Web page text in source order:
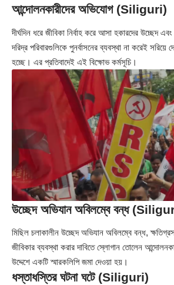
আন্দোলনকারীদের অভিযোগ (Siliguri)
দীর্ঘদিন ধরে জীবিকা নির্বাহ করে আসা হকারদের উচ্ছেদ
দরিদ্র পরিবারগুলিকে পুনর্বাসনের ব্যবস্থা না করেই সরিয়ে
হচ্ছে। এর প্রতিবাদেই এই বিক্ষোভ কর্মসূচি।
উচ্ছেদ অভিযান অবিলম্বে বন্ধ
মিছিল চলাকালীন উচ্ছেদ অভিযান অবিলম্বে বন্ধ,
জীবিকার ব্যবস্থা করার দাবিতে স্লোগান তোলেন
উদ্দেশে একটি স্মারকলিপি জমা দেওয়া হয়।
ধস্তাধস্তির ঘটনা ঘটে (Siliguri)